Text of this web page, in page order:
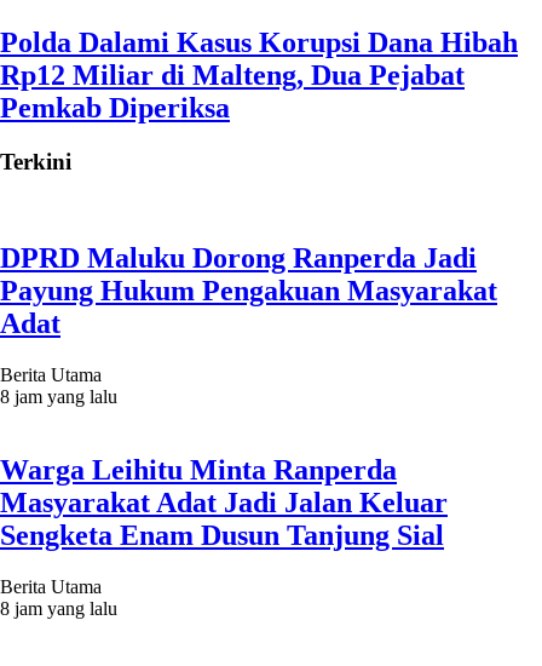
Polda Dalami Kasus Korupsi Dana Hibah
Rp12 Miliar di Malteng, Dua Pejabat
Pemkab Diperiksa
Terkini
DPRD Maluku Dorong Ranperda Jadi
Payung Hukum Pengakuan Masyarakat
Adat
Berita Utama
8 jam yang lalu
Warga Leihitu Minta Ranperda
Masyarakat Adat Jadi Jalan Keluar
Sengketa Enam Dusun Tanjung Sial
Berita Utama
8 jam yang lalu